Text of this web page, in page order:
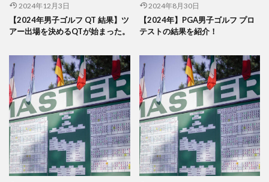
2024年12月3日
【2024年男子ゴルフ QT 結果】ツ
アー出場を決めるQTが始まった。
2024年8月30日
【2024年】PGA男子ゴルフ プロ
テストの結果を紹介！